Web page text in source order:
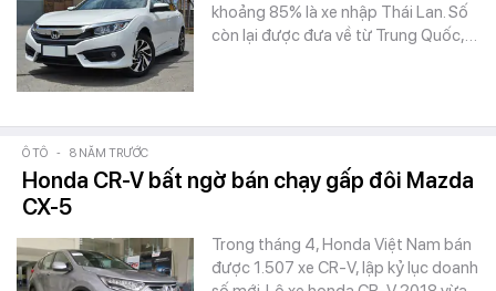
khoảng 85% là xe nhập Thái Lan. Số
còn lại được đưa về từ Trung Quốc,…
Ô TÔ - 8 NĂM TRƯỚC
Honda CR-V bất ngờ bán chạy gấp đôi Mazda
CX-5
Trong tháng 4, Honda Việt Nam bán
được 1.507 xe CR-V, lập kỷ lục doanh